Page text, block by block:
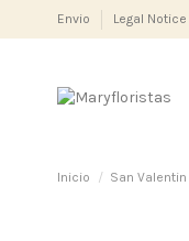
Envio Legal Notice
Inicio San Valentin